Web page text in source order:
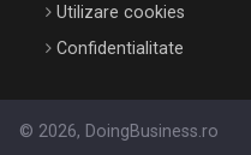
Utilizare cookies
Confidentialitate
© 2026, DoingBusiness.ro